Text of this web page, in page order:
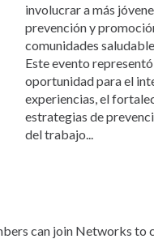
involucrar a más
prevención y
comunidades
Este evento
oportunidad para el
experiencias, el
estrategias de
del trabajo...
can join Networks to